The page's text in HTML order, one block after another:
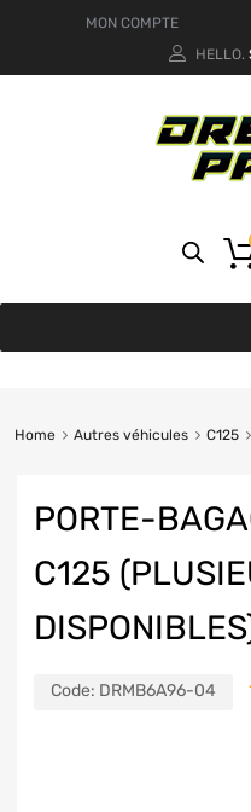
MON COMPTE
HELLO.
Home Autres véhicules C125
PORTE-
C125
Code: DRMB6A96-04